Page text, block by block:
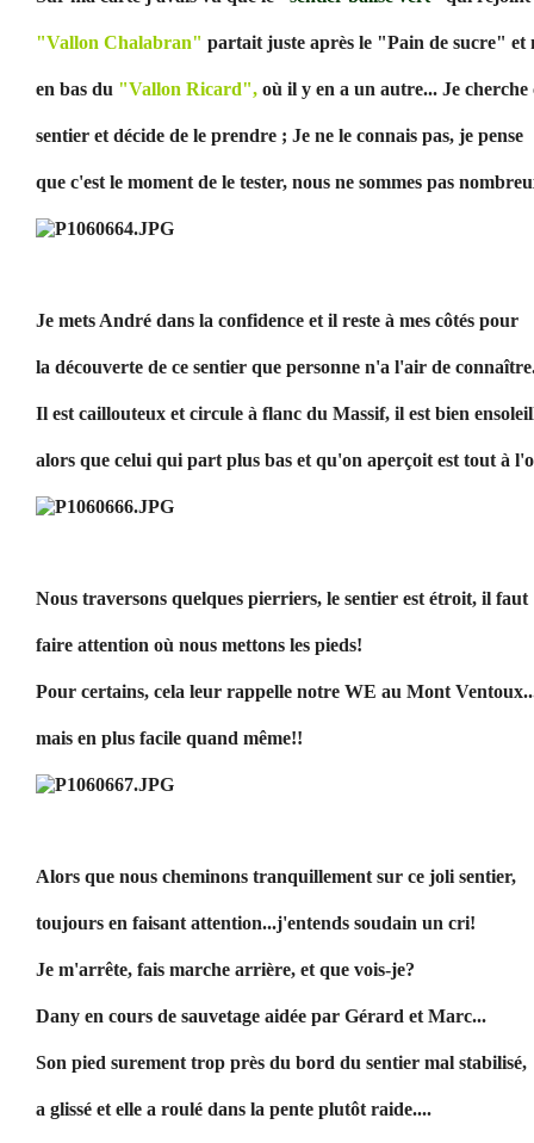
"Vallon Chalabran" partait juste après le "Pain de sucre" et
en bas du "Vallon Ricard", où il y en a un autre... Je cherche
sentier et décide de le prendre ; Je ne le connais pas, je pense
que c'est le moment de le tester, nous ne sommes pas
Je mets André dans la confidence et il reste à mes côtés pour
la découverte de ce sentier que personne n'a l'air de
Il est caillouteux et circule à flanc du Massif, il est bien
alors que celui qui part plus bas et qu'on aperçoit est tout à
Nous traversons quelques pierriers, le sentier est étroit, il faut
faire attention où nous mettons les pieds!
Pour certains, cela leur rappelle notre WE au Mont
mais en plus facile quand même!!
Alors que nous cheminons tranquillement sur ce joli sentier,
toujours en faisant attention...j'entends soudain un cri!
Je m'arrête, fais marche arrière, et que vois-je?
Dany en cours de sauvetage aidée par Gérard et Marc...
Son pied surement trop près du bord du sentier mal stabilisé,
a glissé et elle a roulé dans la pente plutôt raide....